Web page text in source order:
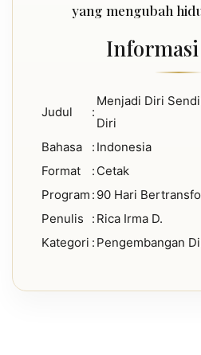
yang mengubah
Judul :
Menjadi Diri
Diri
Bahasa
: Indonesia
Format
: Cetak
Program : 90 Hari
Penulis
: Rica Irma D.
Kategori : Pengembangan